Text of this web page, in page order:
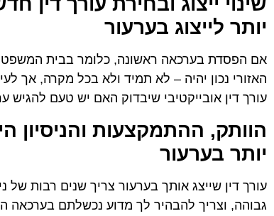
יותר לייצוג בערעור
אם הפסדת בערכאה ראשונה, כלומר בבית המשפט
האזורי נכון יהיה – לא תמיד ולא בכל מקרה, אך
עורך דין אובייקטיבי שיבדוק האם יש טעם להגיש
הוותק, ההתמקצעות והניסיון
יותר בערעור
עורך דין שייצג אותך בערעור צריך שנים רבות של
גבוהה, וצריך להבהיר לך מדוע נכשלתם בערכאה